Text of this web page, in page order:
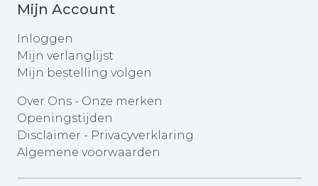
Mijn Account
Inloggen
Mijn verlanglijst
Mijn bestelling volgen
Over Ons - Onze merken
Openingstijden
Disclaimer - Privacyverklaring
Algemene voorwaarden